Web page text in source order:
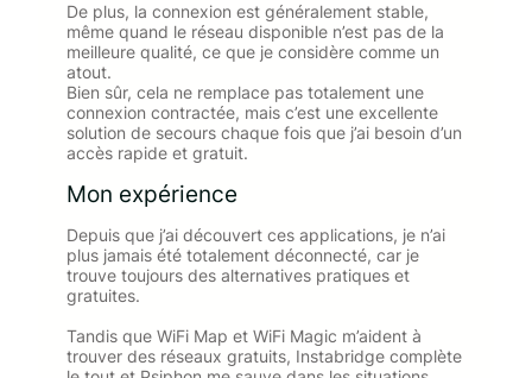
De plus, la connexion est généralement stable,
même quand le réseau disponible n’est pas de la
meilleure qualité, ce que je considère comme un
atout.
Bien sûr, cela ne remplace pas totalement une
connexion contractée, mais c’est une excellente
solution de secours chaque fois que j’ai besoin d’un
accès rapide et gratuit.
Mon expérience
Depuis que j’ai découvert ces applications, je n’ai
plus jamais été totalement déconnecté, car je
trouve toujours des alternatives pratiques et
gratuites.
Tandis que WiFi Map et WiFi Magic m’aident à
trouver des réseaux gratuits, Instabridge complète